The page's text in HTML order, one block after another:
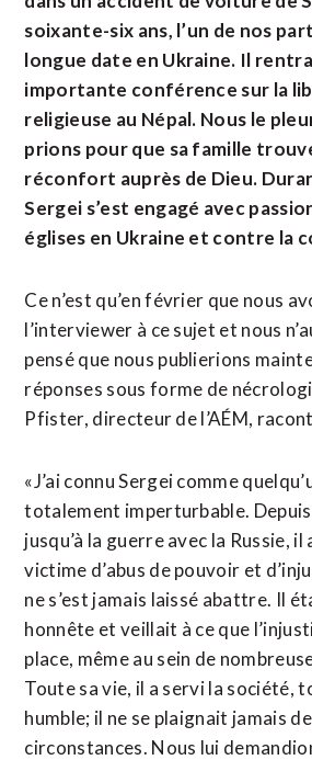
soixante-six ans, l’un de nos
longue date en Ukraine. Il
importante conférence sur la
religieuse au Népal. Nous le
prions pour que sa famille
réconfort auprès de Dieu.
Sergei s’est engagé avec
églises en Ukraine et contre la
Ce n’est qu’en février que nous
l’interviewer à ce sujet et nous
pensé que nous publierions
réponses sous forme de
Pfister, directeur de l’AÉM,
«J’ai connu Sergei comme
totalement imperturbable.
jusqu’à la guerre avec la Russie,
victime d’abus de pouvoir et
ne s’est jamais laissé abattre. Il
honnête et veillait à ce que
place, même au sein de
Toute sa vie, il a servi la société,
humble; il ne se plaignait jamais
circonstances. Nous lui